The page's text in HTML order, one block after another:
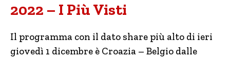
2022 – I Più Visti
Il programma con il dato share più alto di ieri
giovedì 1 dicembre è Croazia – Belgio dalle